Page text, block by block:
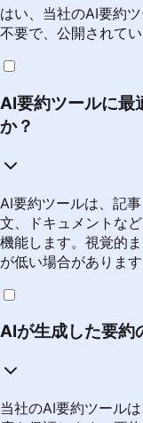
はい、当社のAI要約
不要で、公開されて
AI要約ツールに最
か？
AI要約ツールは、記
文、ドキュメントな
機能します。視覚的
が低い場合があります
AIが生成した要約
当社のAI要約ツール